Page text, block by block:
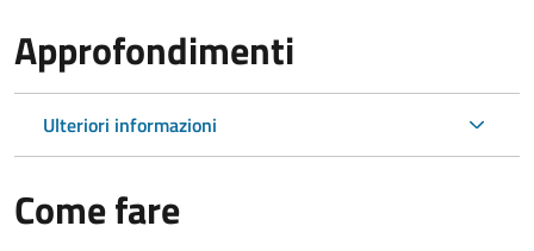
Approfondimenti
Ulteriori informazioni
Come fare